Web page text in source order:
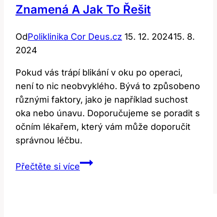
Znamená A Jak To Řešit
OdPoliklinika Cor Deus.cz 15. 12. 202415. 8.
2024
Pokud vás trápí blikání v oku po operaci,
není to nic neobvyklého. Bývá to způsobeno
různými faktory, jako je například suchost
oka nebo únavu. Doporučujeme se poradit s
očním lékařem, který vám může doporučit
správnou léčbu.
Přečtěte si víceBlikání